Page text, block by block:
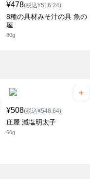
¥478(税込¥516.24)
8種の具材みそ汁の具 魚の
屋
80g
¥508(税込¥548.64)
庄屋 減塩明太子
60g